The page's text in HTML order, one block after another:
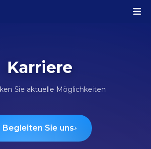
Karriere
Sie aktuelle Möglichkeiten
Begleiten Sie uns